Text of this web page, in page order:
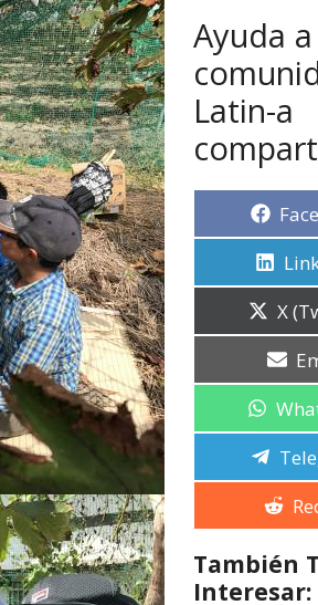
Ayuda
Latin-a
X
También
Interesar: